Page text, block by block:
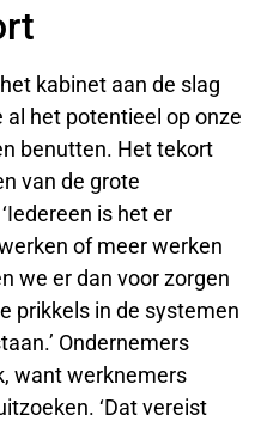
kabinet aan de slag
het potentieel op onze
benutten. Het tekort
van de grote
is het er
of meer werken
we er dan voor zorgen
prikkels in de systemen
Ondernemers
want werknemers
‘Dat vereist